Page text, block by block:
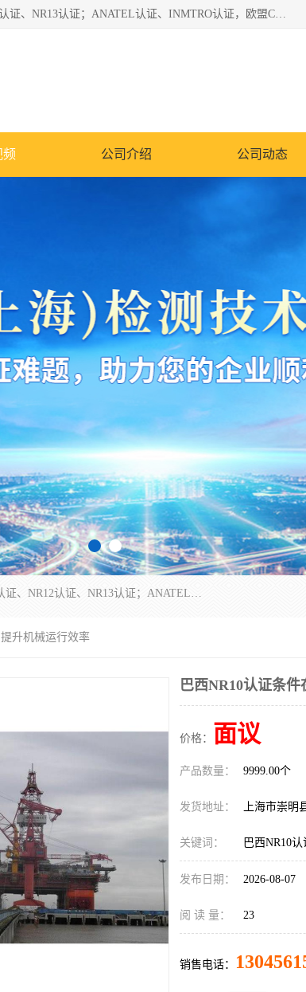
*是一家的测试、评估、检查与认机构，主要从事巴西NR10认证、NR12认证、NR13认证；ANATEL认证、INMTRO认证，欧盟CE认证：MD认证，PED认证，MID认证，ATEX认证，德国蓝色天使认证。
频 公司介绍 公司动态
*是一家的测试、评估、检查与认机构，主要从事巴西NR10认证、NR12认证、NR13认证；ANATEL认证、INMTRO认证，欧盟CE认证：MD认证，PED认证，MID认证，ATEX认证，德国蓝色天使认证。
升机械运行效率
巴西NR10认证条
价格： 面议
产品数量： 9999.00个
发货地址： 上海市崇
关键词： 巴西NR10
发布日期： 2026-08-07
阅 读 量： 23
销售电话：